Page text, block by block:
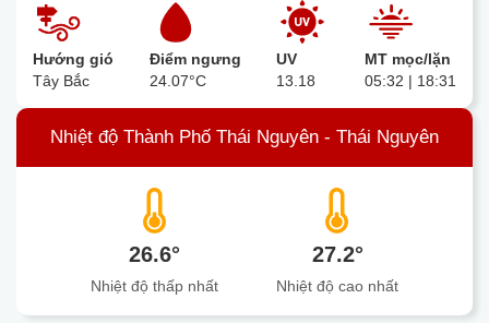
Hướng gió
Tây Bắc
Điểm ngưng
24.07°C
UV
13.18
MT mọc/lặn
05:32 | 18:31
Nhiệt độ Thành Phố Thái Nguyên - Thái Nguyên
26.6°
Nhiệt độ thấp nhất
27.2°
Nhiệt độ cao nhất